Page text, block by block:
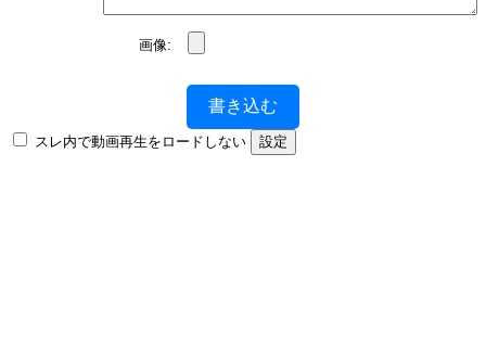
画像:
書き込む
スレ内で動画再生をロードしない